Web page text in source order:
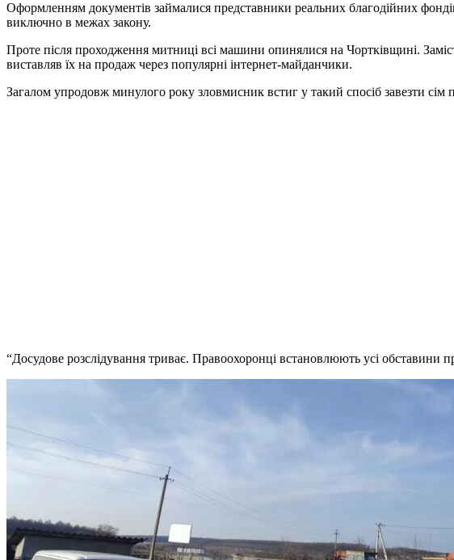
Оформленням документів займалися представники реальних благодійних
виключно в межах закону.
Проте після проходження митниці всі машини опинялися на Чортківщині.
виставляв їх на продаж через популярні інтернет-майданчики.
Загалом упродовж минулого року зловмисник встиг у такий спосіб завезти сім
“Досудове розслідування триває. Правоохоронці встановлюють усі обставини